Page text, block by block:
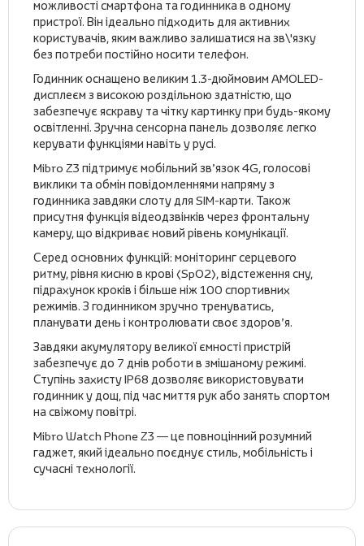
можливості смартфона та годинника в одному
пристрої. Він ідеально підходить для активних
користувачів, яким важливо залишатися на зв\'язку
без потреби постійно носити телефон.
Годинник оснащено великим 1.3-дюймовим AMOLED-
дисплеєм з високою роздільною здатністю, що
забезпечує яскраву та чітку картинку при будь-якому
освітленні. Зручна сенсорна панель дозволяє легко
керувати функціями навіть у русі.
Mibro Z3 підтримує мобільний зв’язок 4G, голосові
виклики та обмін повідомленнями напряму з
годинника завдяки слоту для SIM-карти. Також
присутня функція відеодзвінків через фронтальну
камеру, що відкриває новий рівень комунікації.
Серед основних функцій: моніторинг серцевого
ритму, рівня кисню в крові (SpO2), відстеження сну,
підрахунок кроків і більше ніж 100 спортивних
режимів. З годинником зручно тренуватись,
планувати день і контролювати своє здоров’я.
Завдяки акумулятору великої ємності пристрій
забезпечує до 7 днів роботи в змішаному режимі.
Ступінь захисту IP68 дозволяє використовувати
годинник у дощ, під час миття рук або занять спортом
на свіжому повітрі.
Mibro Watch Phone Z3 — це повноцінний розумний
гаджет, який ідеально поєднує стиль, мобільність і
сучасні технології.